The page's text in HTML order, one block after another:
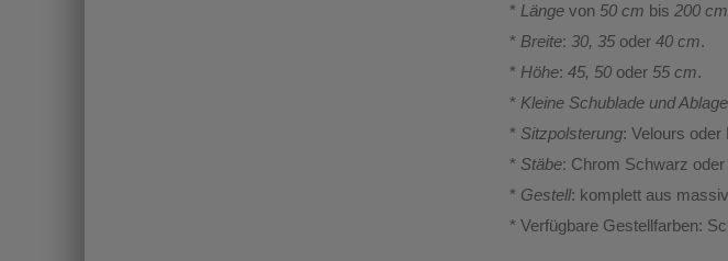
* Länge von50 cm bis 200 cm
* Breite: 30, 35 oder40 cm.
* Höhe:45, 50 oder55 cm.
* Kleine Schublade und
* Sitzpolsterung: Velours
* Stäbe: Chrom Schwarz oder
* Gestell: komplett aus
* Verfügbare Gestellfarben: